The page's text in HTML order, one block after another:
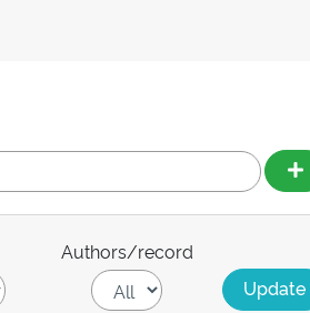
Authors/record